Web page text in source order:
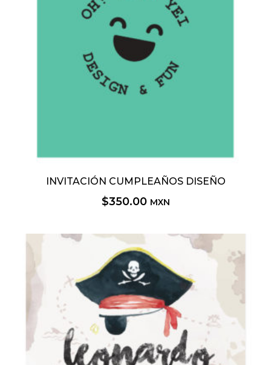
INVITACIÓN CUMPLEAÑOS DISEÑO
$350.00 MXN